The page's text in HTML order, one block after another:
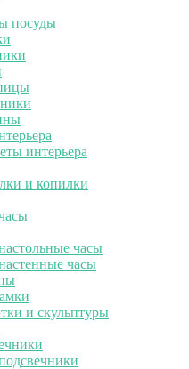
посуды
интерьера
и копилки
часы
часы
и скульптуры